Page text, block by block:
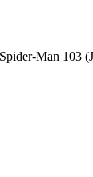
Man 103